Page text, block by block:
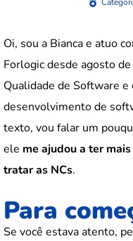
Oi, sou a Bianca e atuo
Forlogic desde agosto
Qualidade de Software e
desenvolvimento de
texto, vou falar um
ele me ajudou a ter
tratar as NCs.
Para
Se você estava atento,